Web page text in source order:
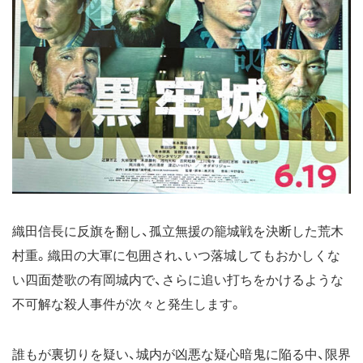
織田信長に反旗を翻し、孤立無援の籠城戦を決断した荒木
村重。織田の大軍に包囲され、いつ落城してもおかしくな
い四面楚歌の有岡城内で、さらに追い打ちをかけるような
不可解な殺人事件が次々と発生します。
誰もが裏切りを疑い、城内が凶悪な疑心暗鬼に陥る中、限界